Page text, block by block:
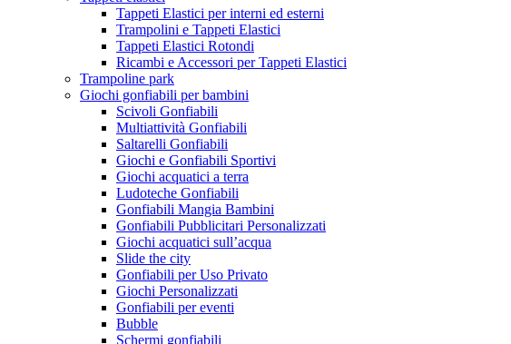
Tappeti Elastici per interni ed esterni
Trampolini e Tappeti Elastici
Tappeti Elastici Rotondi
Ricambi e Accessori per Tappeti Elastici
Trampoline park
Giochi gonfiabili per bambini
Scivoli Gonfiabili
Multiattività Gonfiabili
Saltarelli Gonfiabili
Giochi e Gonfiabili Sportivi
Giochi acquatici a terra
Ludoteche Gonfiabili
Gonfiabili Mangia Bambini
Gonfiabili Pubblicitari Personalizzati
Giochi acquatici sull’acqua
Slide the city
Gonfiabili per Uso Privato
Giochi Personalizzati
Gonfiabili per eventi
Bubble
Schermi gonfiabili